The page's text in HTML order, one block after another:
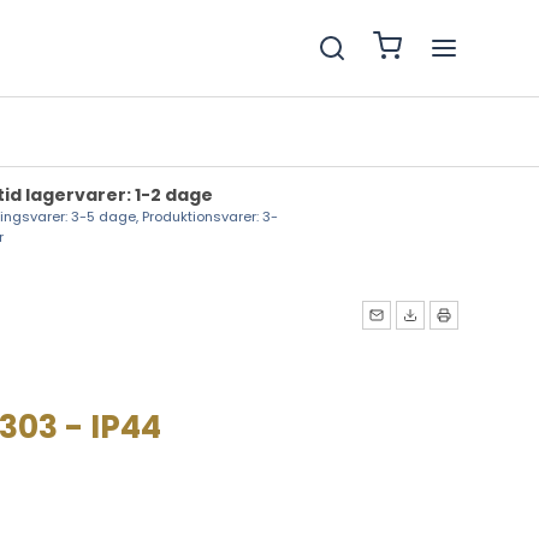
lagervarer: 1-2 dage
3-5 dage, Produktionsvarer: 3-
- IP44